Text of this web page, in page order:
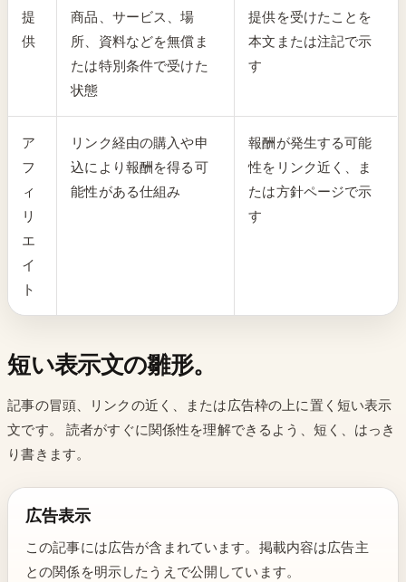
提
供
商品、サービス、場
所、資料などを無償ま
たは特別条件で受けた
状態
提供を受けたことを
本文または注記で示
す
ア
フ
ィ
リ
エ
イ
ト
リンク経由の購入や申
込により報酬を得る可
能性がある仕組み
報酬が発生する可能
性をリンク近く、ま
たは方針ページで示
す
短い表示文の雛形。
記事の冒頭、リンクの近く、または広告枠の上に置く短い表示
文です。 読者がすぐに関係性を理解できるよう、短く、はっき
り書きます。
広告表示
この記事には広告が含まれています。掲載内容は広告主
との関係を明示したうえで公開しています。